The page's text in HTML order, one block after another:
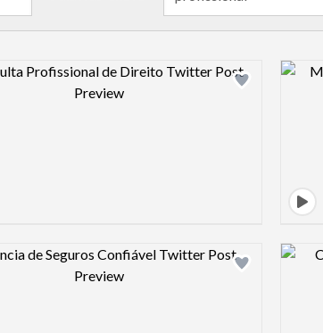
Design preview image
Design preview image